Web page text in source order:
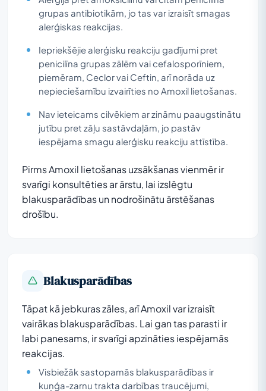
grupas antibiotikām, jo tas var izraisīt smagas
alerģiskas reakcijas.
Iepriekšējie alerģisku reakciju gadījumi pret
penicilīna grupas zālēm vai cefalosporīniem,
piemēram, Ceclor vai Ceftin, arī norāda uz
nepieciešamību izvairīties no Amoxil lietošanas.
Nav ieteicams cilvēkiem ar zināmu paaugstinātu
jutību pret zāļu sastāvdaļām, jo pastāv
iespējama smagu alerģisku reakciju attīstība.
Pirms Amoxil lietošanas uzsākšanas vienmēr ir
svarīgi konsultēties ar ārstu, lai izslēgtu
blakusparādības un nodrošinātu ārstēšanas
drošību.
Blakusparādības
Tāpat kā jebkuras zāles, arī Amoxil var izraisīt
vairākas blakusparādības. Lai gan tas parasti ir
labi panesams, ir svarīgi apzināties iespējamās
reakcijas.
Visbiežāk sastopamās blakusparādības ir
kuņģa-zarnu trakta darbības traucējumi,